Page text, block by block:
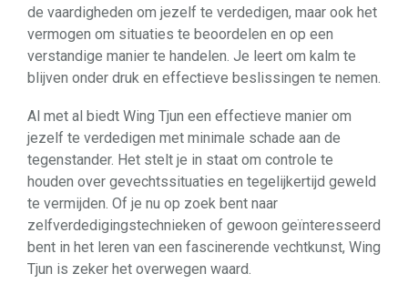
de vaardigheden om jezelf te verdedigen, maar ook het
vermogen om situaties te beoordelen en op een
verstandige manier te handelen. Je leert om kalm te
blijven onder druk en effectieve beslissingen te nemen.
Al met al biedt Wing Tjun een effectieve manier om
jezelf te verdedigen met minimale schade aan de
tegenstander. Het stelt je in staat om controle te
houden over gevechtssituaties en tegelijkertijd geweld
te vermijden. Of je nu op zoek bent naar
zelfverdedigingstechnieken of gewoon geïnteresseerd
bent in het leren van een fascinerende vechtkunst, Wing
Tjun is zeker het overwegen waard.